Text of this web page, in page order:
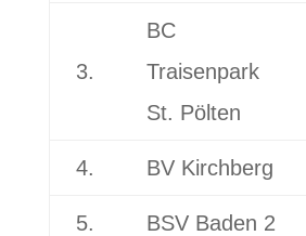
3.
BC
Traisenpark
St. Pölten
4. BV Kirchberg
5. BSV Baden 2